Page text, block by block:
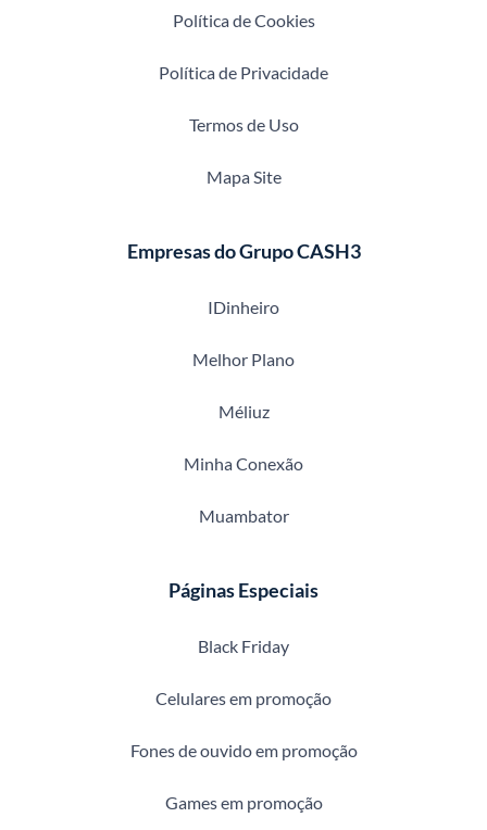
Política de Cookies
Política de Privacidade
Termos de Uso
Mapa Site
Empresas do Grupo CASH3
IDinheiro
Melhor Plano
Méliuz
Minha Conexão
Muambator
Páginas Especiais
Black Friday
Celulares em promoção
Fones de ouvido em promoção
Games em promoção